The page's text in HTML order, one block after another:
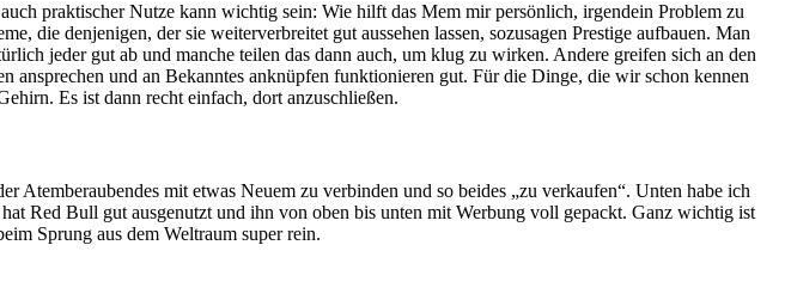
praktischer Nutze kann wichtig sein: Wie hilft das Mem mir persönlich, irgendein Problem zu
die denjenigen, der sie weiterverbreitet gut aussehen lassen, sozusagen Prestige aufbauen. Man
jeder gut ab und manche teilen das dann auch, um klug zu wirken. Andere greifen sich an den
und an Bekanntes anknüpfen funktionieren gut. Für die Dinge, die wir schon kennen
Es ist dann recht einfach, dort anzuschließen.
Atemberaubendes mit etwas Neuem zu verbinden und so beides „zu verkaufen“. Unten habe ich
Red Bull gut ausgenutzt und ihn von oben bis unten mit Werbung voll gepackt. Ganz wichtig ist
Sprung aus dem Weltraum super rein.